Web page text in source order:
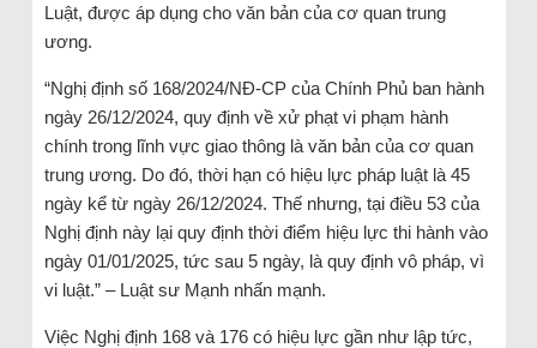
Luật, được áp dụng cho văn bản của cơ quan trung
ương.
“Nghị định số 168/2024/NĐ-CP của Chính Phủ ban hành
ngày 26/12/2024, quy định về xử phạt vi phạm hành
chính trong lĩnh vực giao thông là văn bản của cơ quan
trung ương. Do đó, thời hạn có hiệu lực pháp luật là 45
ngày kể từ ngày 26/12/2024. Thế nhưng, tại điều 53 của
Nghị định này lại quy định thời điểm hiệu lực thi hành vào
ngày 01/01/2025, tức sau 5 ngày, là quy định vô pháp, vì
vi luật.” – Luật sư Mạnh nhấn mạnh.
Việc Nghị định 168 và 176 có hiệu lực gần như lập tức,